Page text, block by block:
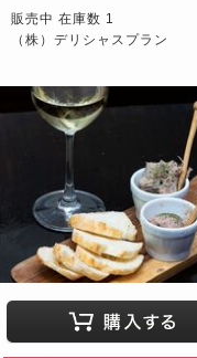
販売中 在庫数 1
（株）デリシャスプラン